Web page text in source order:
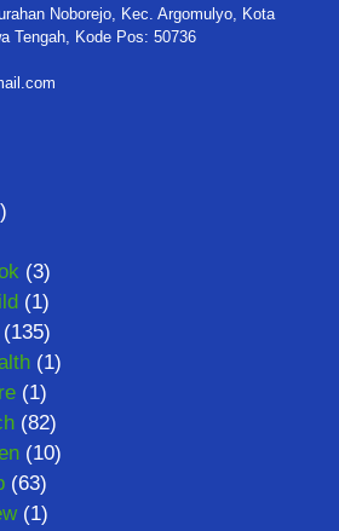
Noborejo, Kec. Argomulyo, Kota
Tengah, Kode Pos: 50736
(3)
(1)
(135)
(1)
(1)
(82)
(10)
(63)
(1)